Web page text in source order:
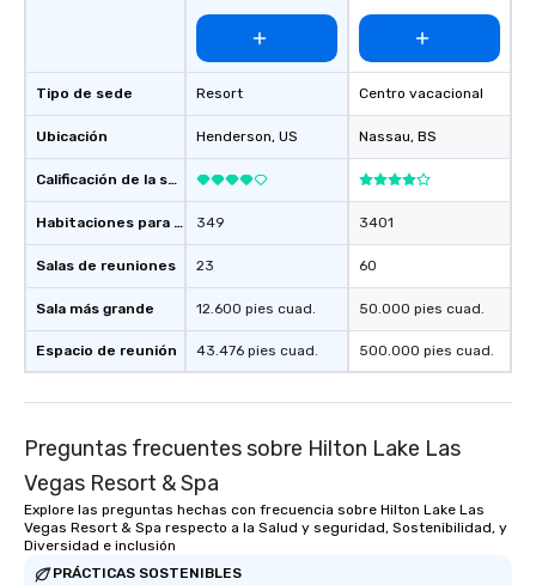
Tipo de sede
Ubicación
Calificación de la sede
Habitaciones para huéspedes
Salas de reuniones
Sala más grande
Espacio de reunión
Resort
Henderson, US
349
23
12.600 pies cuad.
43.476 pies cuad.
Centro vacacional
Nassau, BS
3401
60
50.000 pies cuad.
500.000 pies cuad.
Preguntas frecuentes sobre Hilton Lake Las
Vegas Resort & Spa
Explore las preguntas hechas con frecuencia sobre Hilton Lake Las
Vegas Resort & Spa respecto a la Salud y seguridad, Sostenibilidad, y
Diversidad e inclusión
PRÁCTICAS SOSTENIBLES